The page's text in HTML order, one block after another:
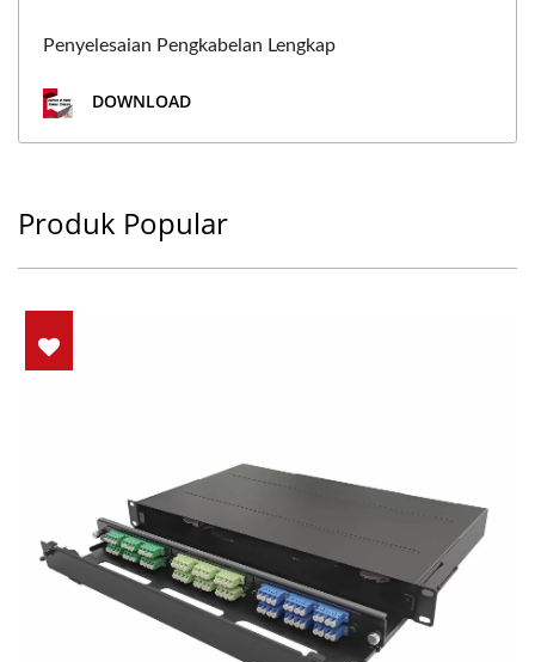
Penyelesaian Pengkabelan Lengkap
DOWNLOAD
Produk Popular